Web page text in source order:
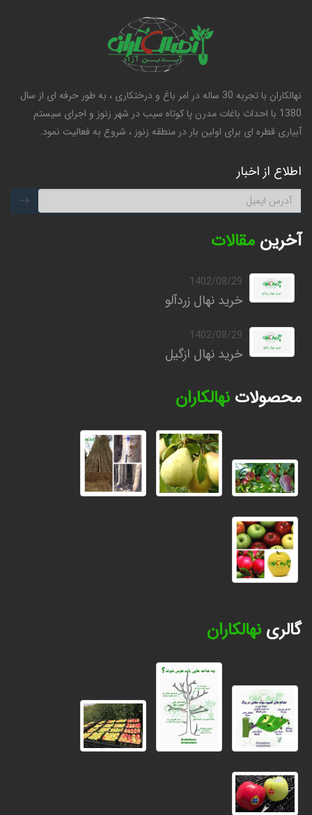
نهالکاران با تجربه 30 ساله در امر باغ و درختکاری ، به طور حرفه ای از سال
1380 با احداث باغات مدرن پا کوتاه سیب در شهر زنوز و اجرای سیستم
آبیاری قطره ای برای اولین بار در منطقه زنوز ، شروع به فعالیت نمود.
اطلاع از اخبار
آخرین مقالات
1402/08/29
خرید نهال زردآلو
1402/08/29
خرید نهال ازگیل
محصولات نهالکاران
گالری نهالکاران